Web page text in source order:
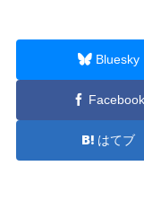
Bluesky
Facebook
はてブ